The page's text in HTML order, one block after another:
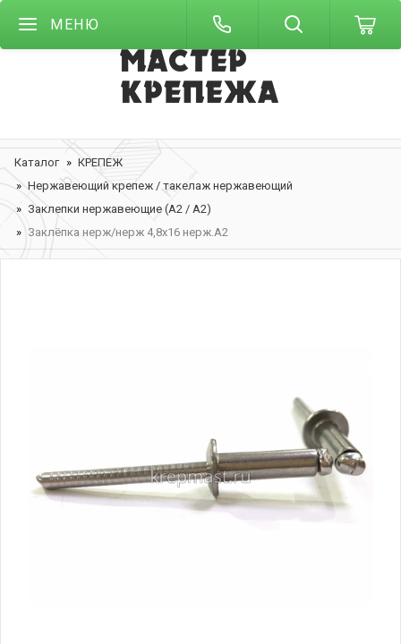
МЕНЮ
Каталог
КРЕПЕЖ
Нержавеющий крепеж / такелаж нержавеющий
Заклепки нержавеющие (А2 / А2)
Заклёпка нерж/нерж 4,8х16 нерж.А2